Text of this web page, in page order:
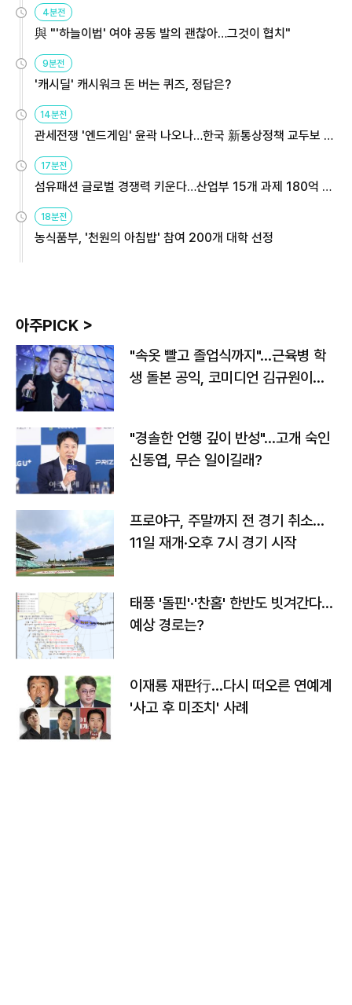
4분전
與 "'하늘이법' 여야 공동 발의 괜찮아…그것이 협치"
9분전
'캐시딜' 캐시워크 돈 버는 퀴즈, 정답은?
14분전
관세전쟁 '엔드게임' 윤곽 나오나…한국 新통상정책 교두보 활
17분전
섬유패션 글로벌 경쟁력 키운다…산업부 15개 과제 180억 지
18분전
농식품부, '천원의 아침밥' 참여 200개 대학 선정
아주PICK >
"속옷 빨고 졸업식까지"…근육병 학
생 돌본 공익, 코미디언 김규원이었
"경솔한 언행 깊이 반성"…고개 숙인
신동엽, 무슨 일이길래?
프로야구, 주말까지 전 경기 취소…
11일 재개·오후 7시 경기 시작
태풍 '돌핀'·'찬홈' 한반도 빗겨간다…
예상 경로는?
이재룡 재판行…다시 떠오른 연예계
'사고 후 미조치' 사례